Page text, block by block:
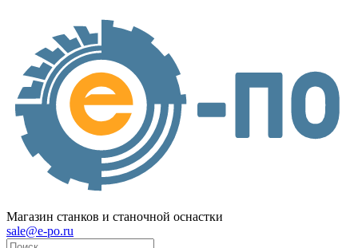
Магазин станков и станочной оснастки
sale@e-po.ru